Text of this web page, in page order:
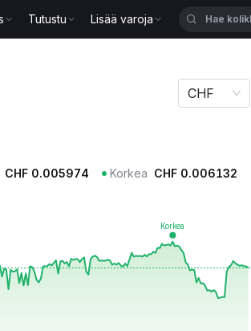
Tutustu Lisää varoja
CHF
CHF 0.005974 Korkea CHF 0.006132